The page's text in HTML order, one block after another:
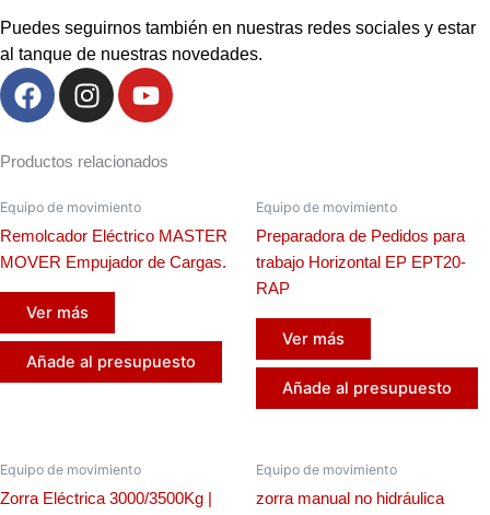
Puedes seguirnos también en nuestras redes sociales y estar
al tanque de nuestras novedades.
F
a
e
o
o
k
I
n
t
g
r
a
m
Y
o
t
e
Productos relacionados
Equipo de movimiento
Remolcador Eléctrico MASTER
MOVER Empujador de Cargas.
Ver más
Añade al presupuesto
Equipo de movimiento
Preparadora de Pedidos para
trabajo Horizontal EP EPT20-
RAP
Ver más
Añade al presupuesto
Equipo de movimiento
Zorra Eléctrica 3000/3500Kg |
Equipo de movimiento
zorra manual no hidráulica